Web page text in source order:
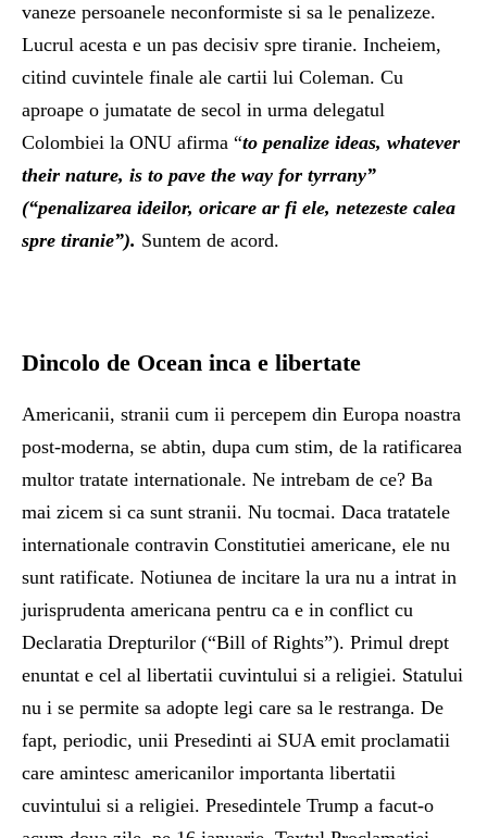
vaneze persoanele neconformiste si sa le penalizeze.
Lucrul acesta e un pas decisiv spre tiranie. Incheiem,
citind cuvintele finale ale cartii lui Coleman. Cu
aproape o jumatate de secol in urma delegatul
Colombiei la ONU afirma “to penalize ideas, whatever
their nature, is to pave the way for tyrrany”
(“penalizarea ideilor, oricare ar fi ele, netezeste calea
spre tiranie”). Suntem de acord.
Dincolo de Ocean inca e libertate
Americanii, stranii cum ii percepem din Europa noastra
post-moderna, se abtin, dupa cum stim, de la ratificarea
multor tratate internationale. Ne intrebam de ce? Ba
mai zicem si ca sunt stranii. Nu tocmai. Daca tratatele
internationale contravin Constitutiei americane, ele nu
sunt ratificate. Notiunea de incitare la ura nu a intrat in
jurisprudenta americana pentru ca e in conflict cu
Declaratia Drepturilor (“Bill of Rights”). Primul drept
enuntat e cel al libertatii cuvintului si a religiei. Statului
nu i se permite sa adopte legi care sa le restranga. De
fapt, periodic, unii Presedinti ai SUA emit proclamatii
care amintesc americanilor importanta libertatii
cuvintului si a religiei. Presedintele Trump a facut-o